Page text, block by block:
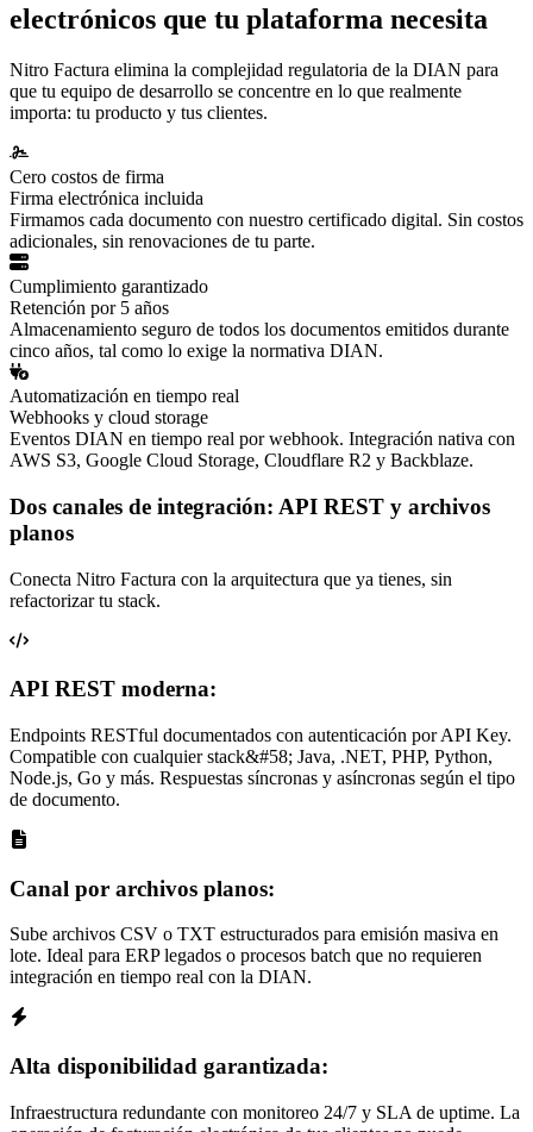
electrónicos que tu plataforma necesita
Nitro Factura elimina la complejidad regulatoria de la DIAN para
que tu equipo de desarrollo se concentre en lo que realmente
importa: tu producto y tus clientes.
Cero costos de firma
Firma electrónica incluida
Firmamos cada documento con nuestro certificado digital. Sin costos
adicionales, sin renovaciones de tu parte.
Cumplimiento garantizado
Retención por 5 años
Almacenamiento seguro de todos los documentos emitidos durante
cinco años, tal como lo exige la normativa DIAN.
Automatización en tiempo real
Webhooks y cloud storage
Eventos DIAN en tiempo real por webhook. Integración nativa con
AWS S3, Google Cloud Storage, Cloudflare R2 y Backblaze.
Dos canales de integración: API REST y archivos
planos
Conecta Nitro Factura con la arquitectura que ya tienes, sin
refactorizar tu stack.
API REST moderna:
Endpoints RESTful documentados con autenticación por API Key.
Compatible con cualquier stack&#58; Java, .NET, PHP, Python,
Node.js, Go y más. Respuestas síncronas y asíncronas según el tipo
de documento.
Canal por archivos planos:
Sube archivos CSV o TXT estructurados para emisión masiva en
lote. Ideal para ERP legados o procesos batch que no requieren
integración en tiempo real con la DIAN.
Alta disponibilidad garantizada:
Infraestructura redundante con monitoreo 24/7 y SLA de uptime. La